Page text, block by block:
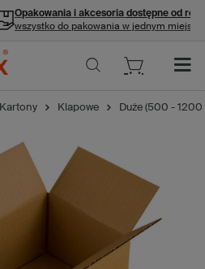
Opakowania i akcesoria dostępne od ręki
wszystko do pakowania w jednym miejscu
Kartony Klapowe Duże (500 -